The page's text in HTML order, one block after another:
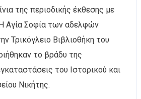
της περιοδικής έκθεσης με
Αγία Σοφία των αδελφών
Τρικόγλειο Βιβλιοθήκη του
το βράδυ της
του Ιστορικού και
Νικήτης.